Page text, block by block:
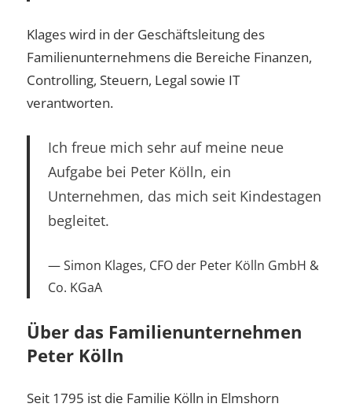
Klages wird in der Geschäftsleitung des
Familienunternehmens die Bereiche Finanzen,
Controlling, Steuern, Legal sowie IT
verantworten.
Ich freue mich sehr auf meine neue
Aufgabe bei Peter Kölln, ein
Unternehmen, das mich seit Kindestagen
begleitet.
Simon Klages, CFO der Peter Kölln GmbH &
Co. KGaA
Über das Familienunternehmen
Peter Kölln
Seit 1795 ist die Familie Kölln in Elmshorn